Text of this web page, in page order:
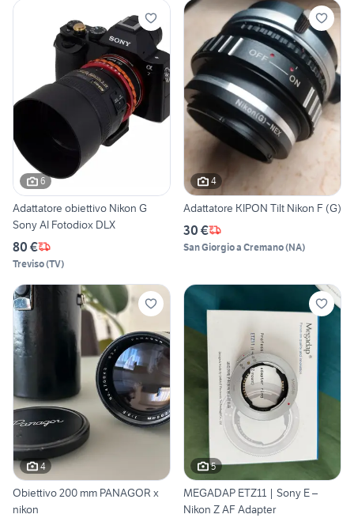
6
Adattatore obiettivo Nikon G
Sony AI Fotodiox DLX
80 €
Treviso(TV)
4
Adattatore KIPON Tilt Nikon F (G)
30 €
San Giorgio a Cremano(NA)
4
Obiettivo 200 mm PANAGOR x
nikon
5
MEGADAP ETZ11 | Sony E –
Nikon Z AF Adapter